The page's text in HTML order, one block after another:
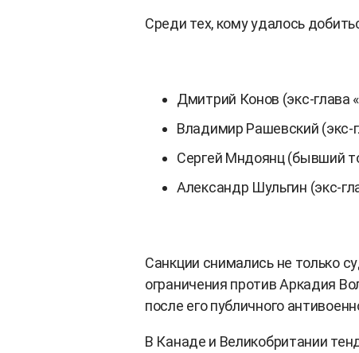
Среди тех, кому удалось
Дмитрий Конов (экс-глава
Владимир Рашевский (экс-
Сергей Мндоянц (бывший
Александр Шульгин (экс-
Санкции снимались не только
ограничения против Аркадия
после его публичного
В Канаде и Великобритании